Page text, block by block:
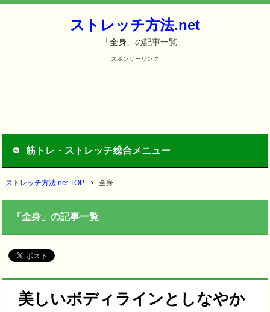
ストレッチ方法.net
「全身」の記事一覧
スポンサーリンク
筋トレ・ストレッチ総合メニュー
ストレッチ方法.net TOP 全身
「全身」の記事一覧
美しいボディラインとしなやか